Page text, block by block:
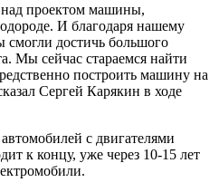
проектом машины,
И благодаря нашему
смогли достичь большого
Мы сейчас стараемся найти
построить машину на
Сергей Карякин в ходе
с двигателями
к концу, уже через 10-15 лет